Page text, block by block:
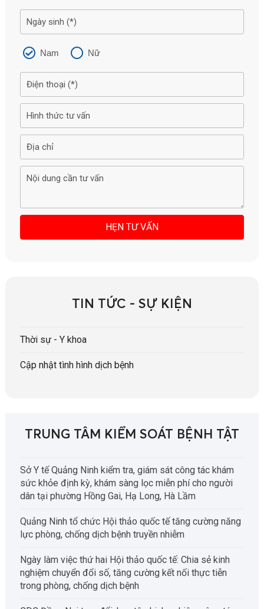
Nam Nữ
TIN TỨC - SỰ KIỆN
Thời sự - Y khoa
Cập nhật tình hình dịch bệnh
TRUNG TÂM KIỂM SOÁT BỆNH TẬT
Sở Y tế Quảng Ninh kiểm tra, giám sát công tác khám
sức khỏe định kỳ, khám sàng lọc miễn phí cho người
dân tại phường Hồng Gai, Hạ Long, Hà Lầm
Quảng Ninh tổ chức Hội thảo quốc tế tăng cường năng
lực phòng, chống dịch bệnh truyền nhiễm
Ngày làm việc thứ hai Hội thảo quốc tế: Chia sẻ kinh
nghiệm chuyển đổi số, tăng cường kết nối thực tiễn
trong phòng, chống dịch bệnh